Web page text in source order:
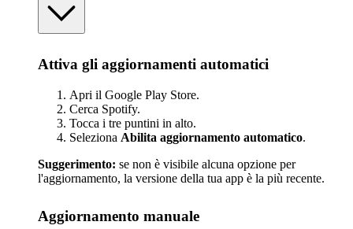
Attiva gli aggiornamenti automatici
Apri il Google Play Store.
Cerca Spotify.
Tocca i tre puntini in alto.
Seleziona Abilita aggiornamento automatico.
Suggerimento: se non è visibile alcuna opzione per
l'aggiornamento, la versione della tua app è la più recente.
Aggiornamento manuale